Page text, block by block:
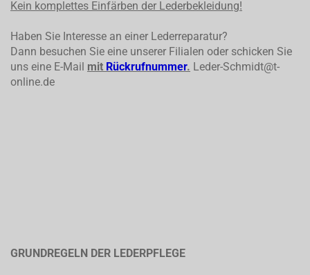
Kein komplettes Einfärben der Lederbekleidung!
Haben Sie Interesse an einer Lederreparatur?
Dann besuchen Sie eine unserer Filialen oder schicken Sie
uns eine E-Mail mit Rückrufnummer. Leder-Schmidt@t-
online.de
GRUNDREGELN DER LEDERPFLEGE